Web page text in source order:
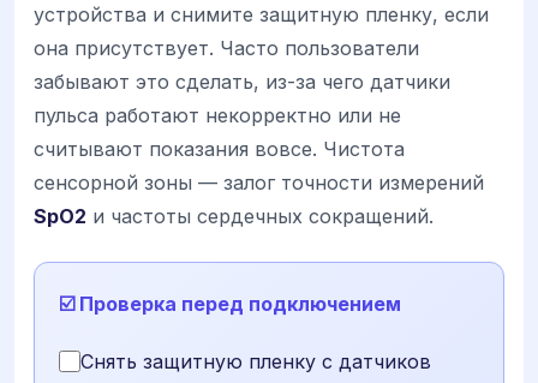
устройства и снимите защитную пленку, если
она присутствует. Часто пользователи
забывают это сделать, из-за чего датчики
пульса работают некорректно или не
считывают показания вовсе. Чистота
сенсорной зоны — залог точности измерений
SpO2 и частоты сердечных сокращений.
☑️ Проверка перед подключением
Снять защитную пленку с датчиков